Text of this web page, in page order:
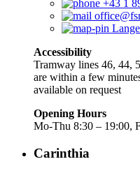
+43 1
Accessibility
Tramway lines 46, 44, 5
are within a few
available on request
Opening Hours
Mo-Thu 8:30 – 19:00,
Carinthia